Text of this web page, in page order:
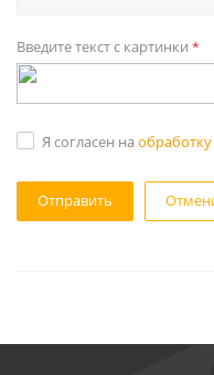
Введите текст с картинки *
Я согласен на